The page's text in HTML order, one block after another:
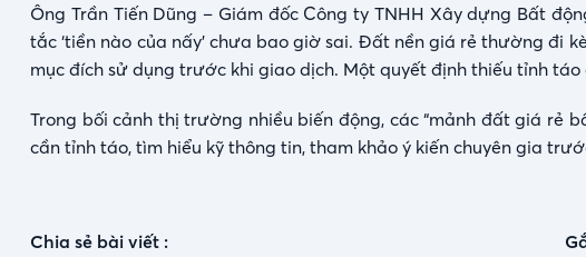
Ông Trần Tiến Dũng – Giám đốc Công ty TNHH Xây dựng Bất
tắc ‘tiền nào của nấy’ chưa bao giờ sai. Đất nền giá rẻ thường đi
mục đích sử dụng trước khi giao dịch. Một quyết định thiếu tỉnh
Trong bối cảnh thị trường nhiều biến động, các “mảnh đất giá rẻ
cần tỉnh táo, tìm hiểu kỹ thông tin, tham khảo ý kiến chuyên gia
Chia sẻ bài viết :